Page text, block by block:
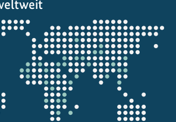
1
6